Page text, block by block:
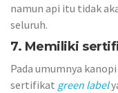
namun api itu tidak
seluruh.
7. Memiliki
Pada umumnya
sertifikat green label